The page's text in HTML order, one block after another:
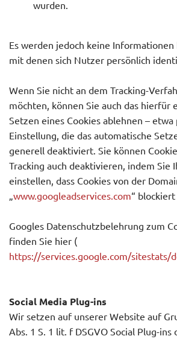
wurden.
Es werden jedoch keine Informationen
mit denen sich Nutzer persönlich
Wenn Sie nicht an dem Tracking-
möchten, können Sie auch das hierfür
Setzen eines Cookies ablehnen – etwa
Einstellung, die das automatische
generell deaktiviert. Sie können
Tracking auch deaktivieren, indem Sie
einstellen, dass Cookies von der
„www.googleadservices.com“
Googles Datenschutzbelehrung zum
finden Sie hier (
https://services.google.com/sitestats/
Social Media Plug-ins
Wir setzen auf unserer Website auf
Abs. 1 S. 1 lit. f DSGVO Social Plug-